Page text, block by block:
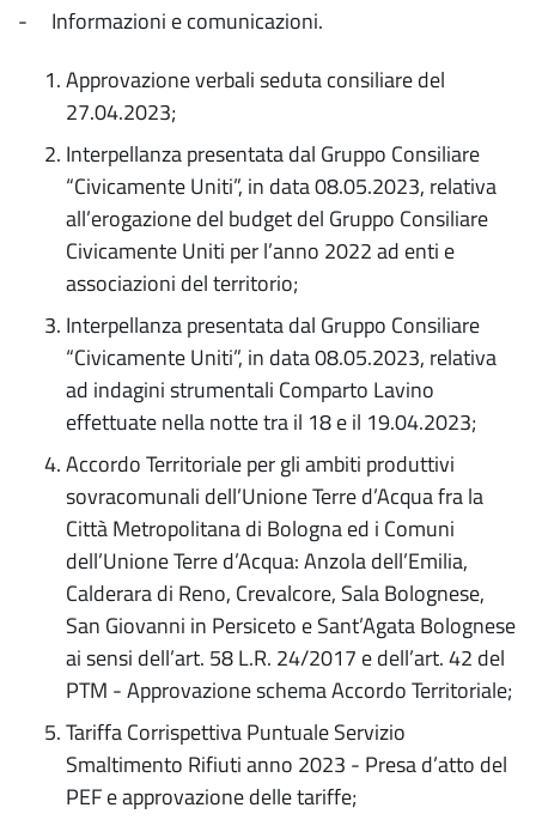
- Informazioni e comunicazioni.
Approvazione verbali seduta consiliare del
27.04.2023;
Interpellanza presentata dal Gruppo Consiliare
“Civicamente Uniti”, in data 08.05.2023, relativa
all’erogazione del budget del Gruppo Consiliare
Civicamente Uniti per l’anno 2022 ad enti e
associazioni del territorio;
Interpellanza presentata dal Gruppo Consiliare
“Civicamente Uniti”, in data 08.05.2023, relativa
ad indagini strumentali Comparto Lavino
effettuate nella notte tra il 18 e il 19.04.2023;
Accordo Territoriale per gli ambiti produttivi
sovracomunali dell’Unione Terre d’Acqua fra la
Città Metropolitana di Bologna ed i Comuni
dell’Unione Terre d’Acqua: Anzola dell’Emilia,
Calderara di Reno, Crevalcore, Sala Bolognese,
San Giovanni in Persiceto e Sant’Agata Bolognese
ai sensi dell’art. 58 L.R. 24/2017 e dell’art. 42 del
PTM - Approvazione schema Accordo Territoriale;
Tariffa Corrispettiva Puntuale Servizio
Smaltimento Rifiuti anno 2023 - Presa d’atto del
PEF e approvazione delle tariffe;